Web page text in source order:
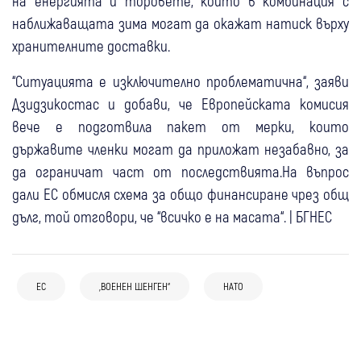
наближаващата зима могат да окажат натиск върху
хранителните доставки.
“Ситуацията е изключително проблематична“, заяви
Дзидзикостас и добави, че Европейската комисия
вече е подготвила пакет от мерки, които
държавите членки могат да приложат незабавно, за
да ограничат част от последствията.На въпрос
дали ЕС обмисля схема за общо финансиране чрез общ
дълг, той отговори, че “всичко е на масата“. | БГНЕС
ЕС „ВОЕНЕН ШЕНГЕН“ НАТО
разузнавателен самолет над Балтийско
дни
разположи 3000 жандармеристи и
ДАНС и Военна полиция предупредиха
България Свят 01 авг